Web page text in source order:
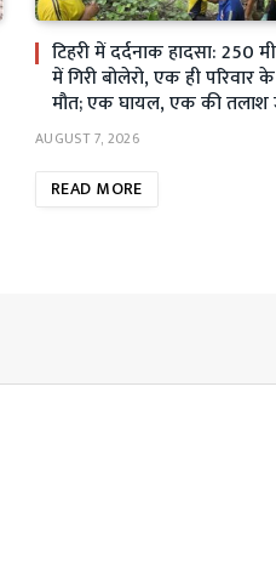
टिहरी में दर्दनाक हादसा: 250
में गिरी बोलेरो, एक ही परिवार
मौत; एक घायल, एक की तलाश
AUGUST 7, 2026
READ MORE